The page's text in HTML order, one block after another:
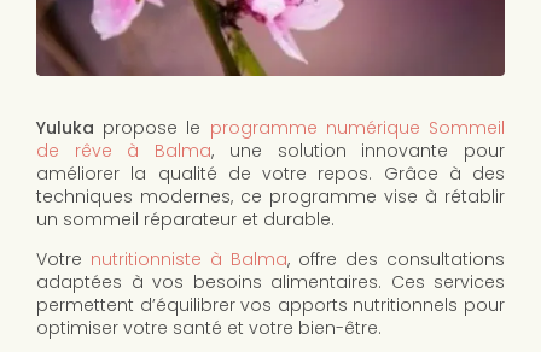
Yuluka propose le programme numérique Sommeil
de rêve à Balma, une solution innovante pour
améliorer la qualité de votre repos. Grâce à des
techniques modernes, ce programme vise à rétablir
un sommeil réparateur et durable.
Votre nutritionniste à Balma, offre des consultations
adaptées à vos besoins alimentaires. Ces services
permettent d’équilibrer vos apports nutritionnels pour
optimiser votre santé et votre bien-être.